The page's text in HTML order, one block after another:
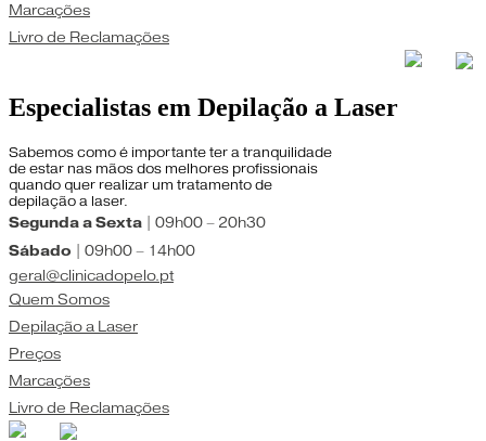
Marcações
Livro de Reclamações
Especialistas em Depilação a Laser
Sabemos como é importante ter a tranquilidade
de estar nas mãos dos melhores profissionais
quando quer realizar um tratamento de
depilação a laser.
Segunda a Sexta | 09h00 – 20h30
Sábado | 09h00 – 14h00
geral@clinicadopelo.pt
Quem Somos
Depilação a Laser
Preços
Marcações
Livro de Reclamações